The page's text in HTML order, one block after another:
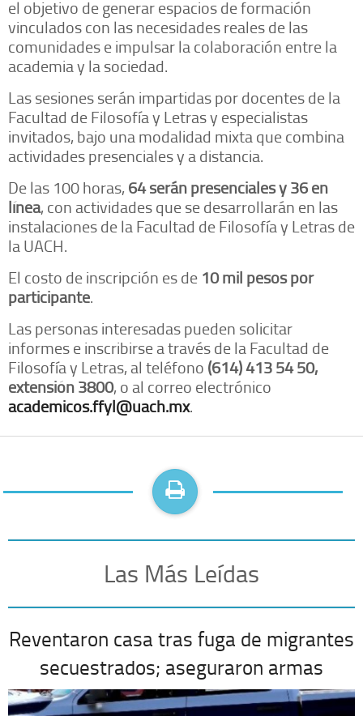
el objetivo de generar espacios de formación
vinculados con las necesidades reales de las
comunidades e impulsar la colaboración entre la
academia y la sociedad.
Las sesiones serán impartidas por docentes de la
Facultad de Filosofía y Letras y especialistas
invitados, bajo una modalidad mixta que combina
actividades presenciales y a distancia.
De las 100 horas, 64 serán presenciales y 36 en
línea, con actividades que se desarrollarán en las
instalaciones de la Facultad de Filosofía y Letras de
la UACH.
El costo de inscripción es de 10 mil pesos por
participante.
Las personas interesadas pueden solicitar
informes e inscribirse a través de la Facultad de
Filosofía y Letras, al teléfono (614) 413 54 50,
extensión 3800, o al correo electrónico
academicos.ffyl@uach.mx.
Las Más Leídas
Reventaron casa tras fuga de migrantes
secuestrados; aseguraron armas